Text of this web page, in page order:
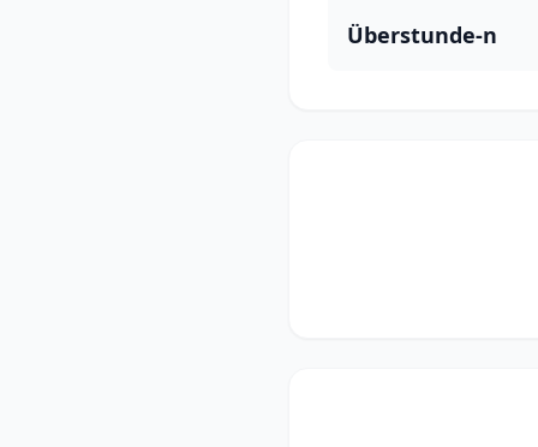
Überstunde-n